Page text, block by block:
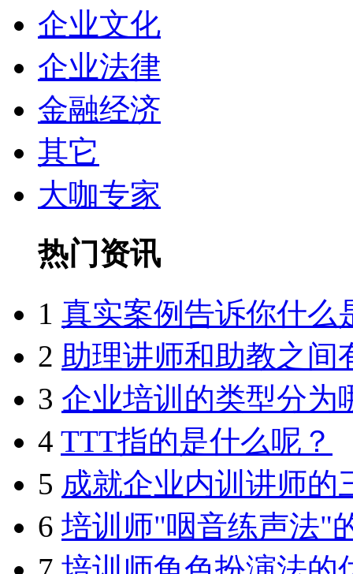
企业文化
企业法律
金融经济
其它
大咖专家
热门资讯
1 真实案例告诉你什么
2 助理讲师和助教之间
3 企业培训的类型分为
4 TTT指的是什么呢？
5 成就企业内训讲师的
6 培训师"咽音练声法"